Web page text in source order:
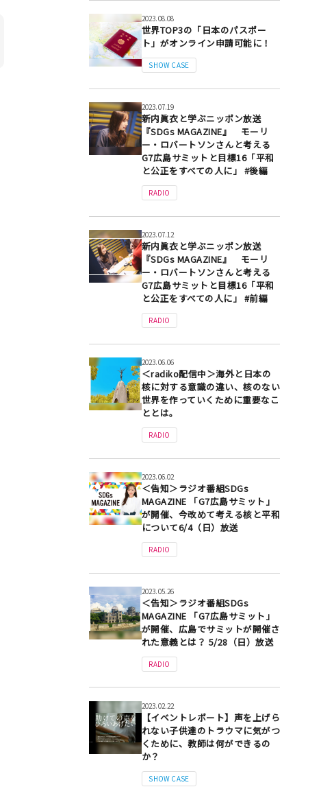
2023.08.08
世界TOP3の「日本のパスポー
ト」がオンライン申請可能に！
SHOW CASE
2023.07.19
新内眞衣と学ぶニッポン放送
『SDGs MAGAZINE』 モーリ
ー・ロバートソンさんと考える
G7広島サミットと目標16「平和
と公正をすべての人に」 #後編
RADIO
2023.07.12
新内眞衣と学ぶニッポン放送
『SDGs MAGAZINE』 モーリ
ー・ロバートソンさんと考える
G7広島サミットと目標16「平和
と公正をすべての人に」 #前編
RADIO
2023.06.06
＜radiko配信中＞海外と日本の
核に対する意識の違い、核のない
世界を作っていくために重要なこ
ととは。
RADIO
2023.06.02
＜告知＞ラジオ番組SDGs
MAGAZINE 「G7広島サミット」
が開催、今改めて考える核と平和
について6/4（日）放送
RADIO
2023.05.26
＜告知＞ラジオ番組SDGs
MAGAZINE 「G7広島サミット」
が開催、広島でサミットが開催さ
れた意義とは？ 5/28（日）放送
RADIO
2023.02.22
【イベントレポート】声を上げら
れない子供達のトラウマに気がつ
くために、教師は何ができるの
か？
SHOW CASE